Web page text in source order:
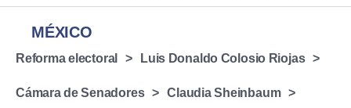
MÉXICO
Reforma electoral Luis Donaldo Colosio Riojas
Cámara de Senadores Claudia Sheinbaum